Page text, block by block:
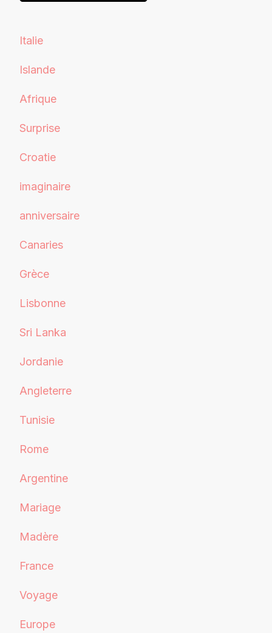
Italie
Islande
Afrique
Surprise
Croatie
imaginaire
anniversaire
Canaries
Grèce
Lisbonne
Sri Lanka
Jordanie
Angleterre
Tunisie
Rome
Argentine
Mariage
Madère
France
Voyage
Europe